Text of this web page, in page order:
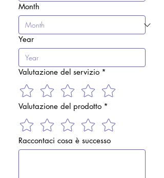
Month
Year
Valutazione del servizio *
Valutazione del prodotto *
Raccontaci cosa è successo